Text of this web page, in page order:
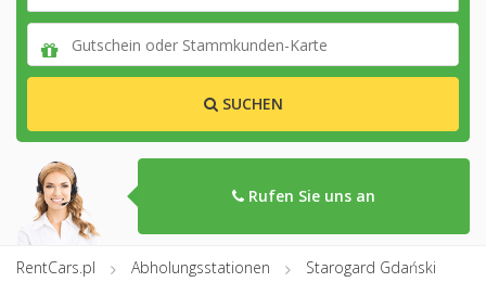
SUCHEN
Rufen Sie uns an
RentCars.pl Abholungsstationen Starogard Gdański